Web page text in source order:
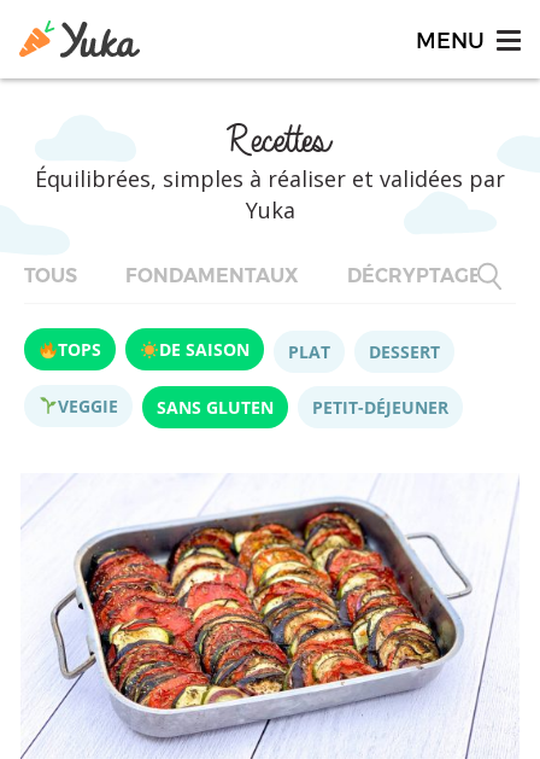
Recettes
Équilibrées, simples à réaliser et validées par
Yuka
TOUS FONDAMENTAUX DÉCRYPTAGES
TOPS DE SAISON PLAT DESSERT
VEGGIE SANS GLUTEN PETIT-DÉJEUNER